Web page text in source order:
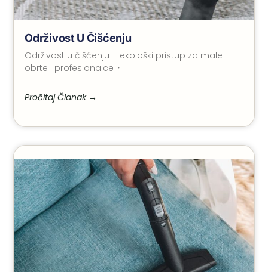
Održivost U Čišćenju
Održivost u čišćenju – ekološki pristup za male
obrte i profesionalce ᠂
Pročitaj Članak →